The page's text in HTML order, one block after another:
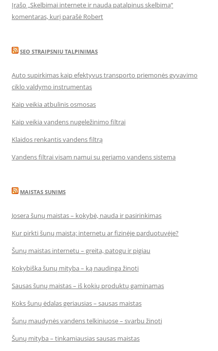
Įrašo „Skelbimai internete ir nauda patalpinus skelbimą“
komentaras, kurį parašė Robert
SEO STRAIPSNIU TALPINIMAS
Auto supirkimas kaip efektyvus transporto priemonės gyvavimo
ciklo valdymo instrumentas
Kaip veikia atbulinis osmosas
Kaip veikia vandens nugeležinimo filtrai
Klaidos renkantis vandens filtrą
Vandens filtrai visam namui su geriamo vandens sistema
MAISTAS SUNIMS
Josera šunų maistas – kokybė, nauda ir pasirinkimas
Kur pirkti šunų maistą: internetu ar fizinėje parduotuvėje?
Šunų maistas internetu – greita, patogu ir pigiau
Kokybiška šunų mityba – ką naudinga žinoti
Sausas šunų maistas – iš kokių produktų gaminamas
Koks šunų ėdalas geriausias – sausas maistas
Šunų maudynės vandens telkiniuose – svarbu žinoti
Šunų mityba – tinkamiausias sausas maistas